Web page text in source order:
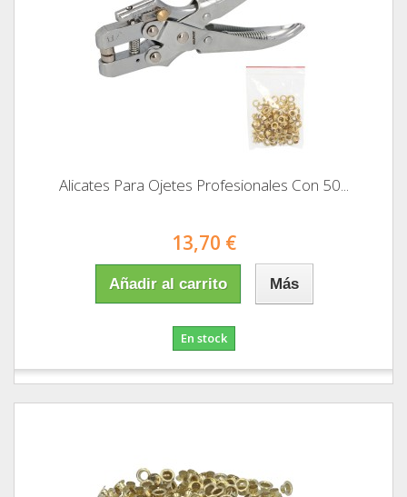
Alicates Para Ojetes Profesionales Con 50...
13,70 €
Añadir al carrito Más
En stock